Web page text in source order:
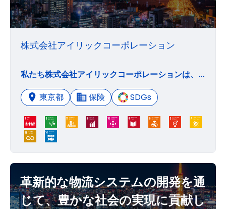
株式会社アイリックコーポレーション
私たち株式会社アイリックコーポレーションは、顧客、保険会社、代理店の【三者利益の共存】を目指しています。 私たちは、お客様本位を心がけ、最良のコンサルティングサービスを通し、お客様の真の信頼を獲得することが、保険会社の利益を確保し、当社並びに代理店へ利益をもたらす【三者利益の共存】の実現を可能にするものであると考えます。 私たちは【三者利益の共存】を実現するために、全社員が同じ志を持って企業文化の確立に努めるとともに、保険の総合コンサルティング企業の第一人者であることに誇りを持ち、チャレンジ精神を忘れることなく、自分自身の仕事に責任を持って業務に邁進していきます。
東京都
保険 SDGs
革新的な物流システムの開発を通
じて、豊かな社会の実現に貢献し